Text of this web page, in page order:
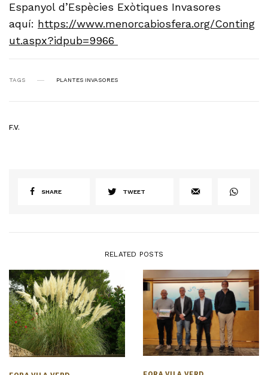
Espanyol d’Espècies Exòtiques Invasores
aquí: https://www.menorcabiosfera.org/Conting
ut.aspx?idpub=9966
TAGS PLANTES INVASORES
F.V.
SHARE TWEET
RELATED POSTS